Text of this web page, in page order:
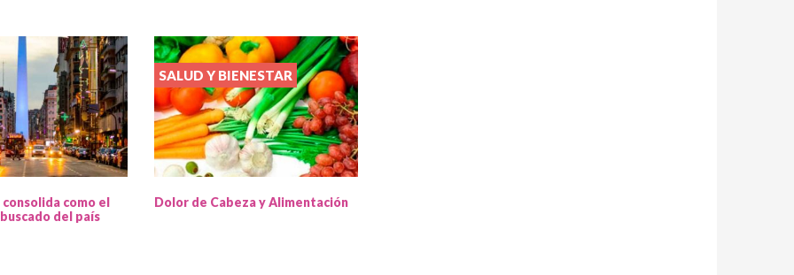
consolida como el
del país
SALUD Y BIENESTAR
Dolor de Cabeza y Alimentación